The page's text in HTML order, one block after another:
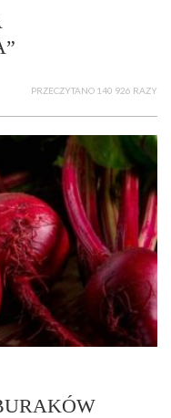
PRZECZYTANO 140 926 RAZY